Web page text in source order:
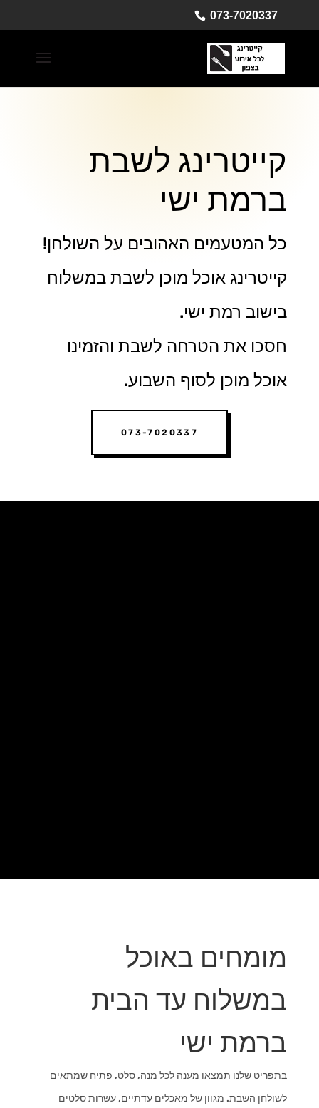
073-7020337
קייטרינג לשבת
ברמת ישי
כל המטעמים האהובים על השולחן!
קייטרינג אוכל מוכן לשבת במשלוח
בישוב רמת ישי.
חסכו את הטרחה לשבת והזמינו
אוכל מוכן לסוף השבוע.
073-7020337
מומחים באוכל
במשלוח עד הבית
ברמת ישי
בתפריט שלנו תמצאו מענה לכל מנה, סלט, פתיח שמתאים
לשולחן השבת. מגוון של מאכלים עדתיים, עשרות סלטים